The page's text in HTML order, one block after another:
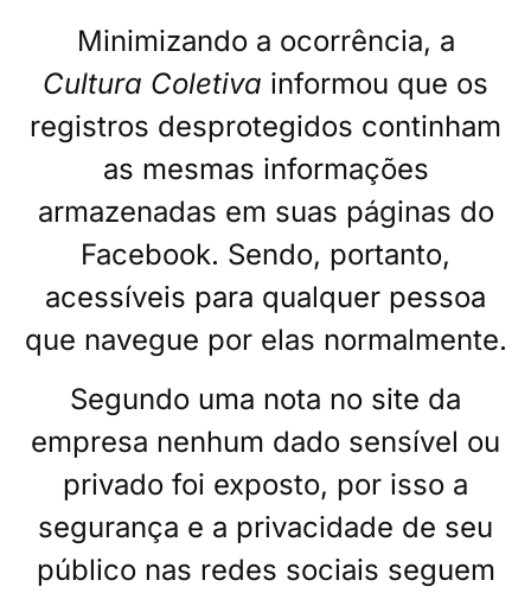
Minimizando a ocorrência, a
Cultura Coletiva informou que os
registros desprotegidos continham
as mesmas informações
armazenadas em suas páginas do
Facebook. Sendo, portanto,
acessíveis para qualquer pessoa
que navegue por elas normalmente.
Segundo uma nota no site da
empresa nenhum dado sensível ou
privado foi exposto, por isso a
segurança e a privacidade de seu
público nas redes sociais seguem